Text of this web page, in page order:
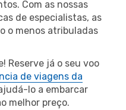
Com as nossas
de especialistas, as
o menos atribuladas
Reserve já o seu voo
de viagens da
lo a embarcar
melhor preço.